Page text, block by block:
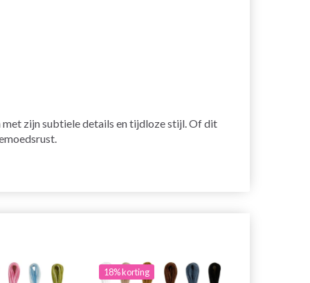
zijn subtiele details en tijdloze stijl. Of dit
18% korting